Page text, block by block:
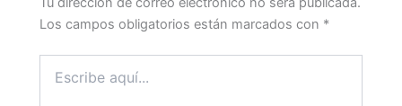
Los campos obligatorios están marcados con *
aquí...